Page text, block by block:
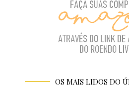
OS MAIS LIDOS DO